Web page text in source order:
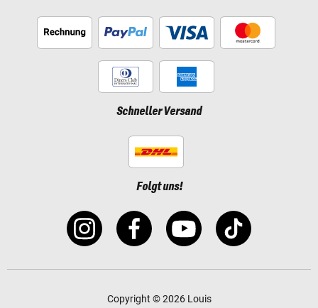
Schneller Versand
Folgt uns!
Copyright © 2026 Louis